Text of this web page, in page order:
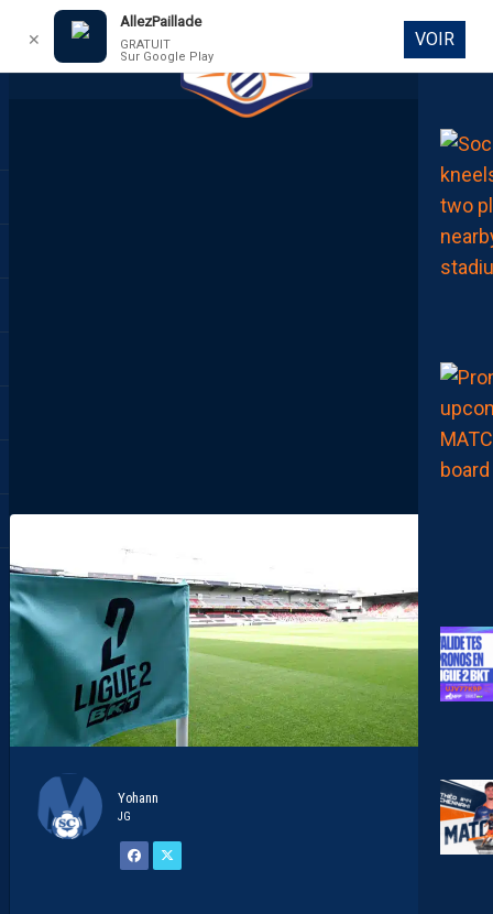
DIRECT
Yohann
JG
✕
AllezPaillade
GRATUIT
Sur Google Play
VOIR